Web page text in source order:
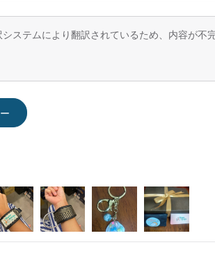
ステムにより翻訳されているため、内容が不